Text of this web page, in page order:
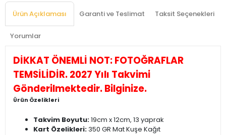
Ürün Açıklaması Garanti ve Teslimat Taksit Seçenekleri
Yorumlar
DİKKAT ÖNEMLİ NOT: FOTOĞRAFLAR
TEMSİLİDİR. 2027 Yılı Takvimi
Gönderilmektedir. Bilginize.
Ürün Özelikleri
Takvim Boyutu:19cm x 12cm, 13 yaprak
Kart Özelikleri:350 GR Mat Kuşe Kağıt